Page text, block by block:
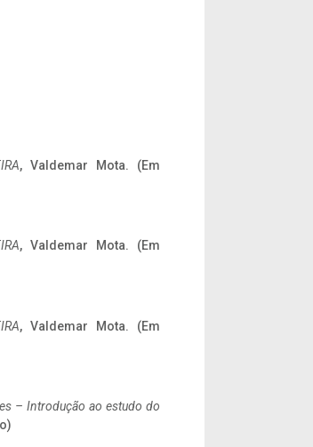
, Valdemar Mota. (Em
, Valdemar Mota. (Em
, Valdemar Mota. (Em
– Introdução ao estudo do